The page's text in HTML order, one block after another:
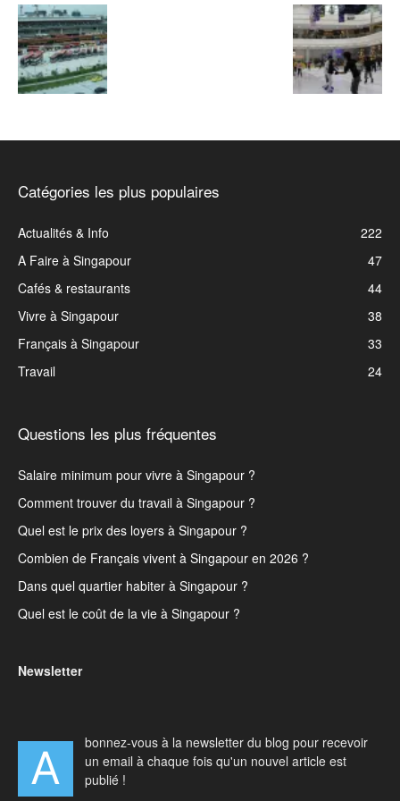
Catégories les plus populaires
Actualités & Info
222
A Faire à Singapour
47
Cafés & restaurants
44
Vivre à Singapour
38
Français à Singapour
33
Travail
24
Questions les plus fréquentes
Salaire minimum pour vivre à Singapour ?
Comment trouver du travail à Singapour ?
Quel est le prix des loyers à Singapour ?
Combien de Français vivent à Singapour en 2026 ?
Dans quel quartier habiter à Singapour ?
Quel est le coût de la vie à Singapour ?
Newsletter
A
bonnez-vous à la newsletter du blog pour recevoir
un email à chaque fois qu'un nouvel article est
publié !